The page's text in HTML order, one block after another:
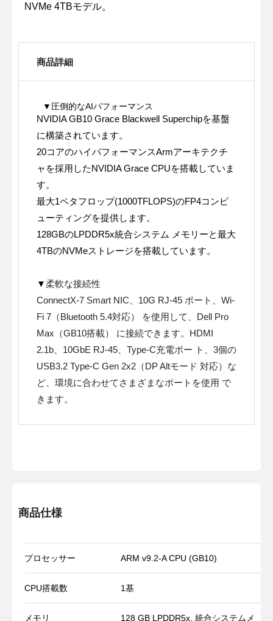
NVMe 4TBモデル。
商品詳細
▼ 圧倒的なAIパフォーマンス
NVIDIA GB10 Grace Blackwell Superchipを基盤
に構築されています。
20コアのハイパフォーマンスArmアーキテクチ
ャを採用したNVIDIA Grace CPUを搭載していま
す。
最大1ペタフロップ(1000TFLOPS)のFP4コンピ
ューティングを提供します。
128GBのLPDDR5x統合システム メモリーと最大
4TBのNVMeストレージを搭載しています。
▼柔軟な接続性
ConnectX-7 Smart NIC、10G RJ-45 ポート、Wi-
Fi 7（Bluetooth 5.4対応） を使用して、Dell Pro
Max（GB10搭載） に接続できます。HDMI
2.1b、10GbE RJ-45、Type-C充電ポー ト、3個の
USB3.2 Type-C Gen 2x2（DP Altモード 対応）な
ど、環境に合わせてさまざまなポートを使用 で
きます。
商品仕様
プロセッサー ARM v9.2-A CPU (GB10)
CPU搭載数 1基
メモリ 128 GB LPDDR5x, 統合システムメ